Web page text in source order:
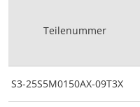
Teilenummer
S3-25S5M0150AX-09T3X